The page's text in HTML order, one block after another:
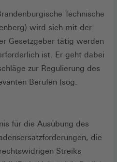
Technische
wird sich mit der
Gesetzgeber tätig werden
ist. Er geht dabei
zur Regulierung des
Berufen (sog.
für die Ausübung des
die
Streiks